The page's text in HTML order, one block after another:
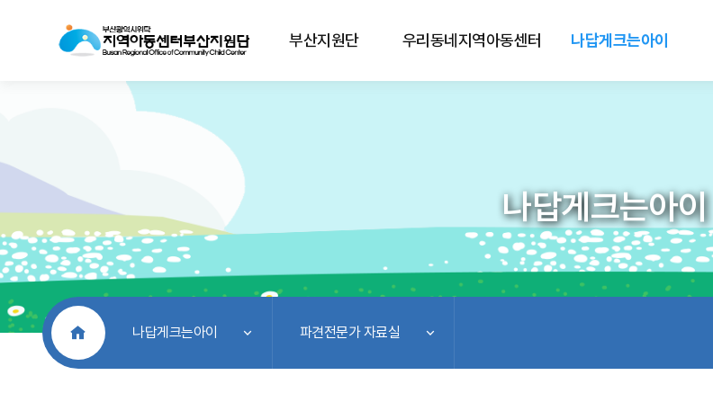
부산지원단 우리동네지역아동센터 나답게크는아이
나답게크는아이
처음으로나답게크는아이 파견전문가 자료실